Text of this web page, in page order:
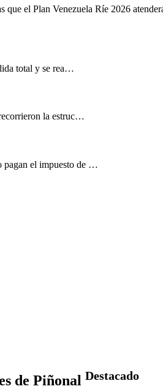
el Plan Venezuela Ríe 2026
total y se rea…
la estruc…
pagan el impuesto de …
de Piñonal Destacado